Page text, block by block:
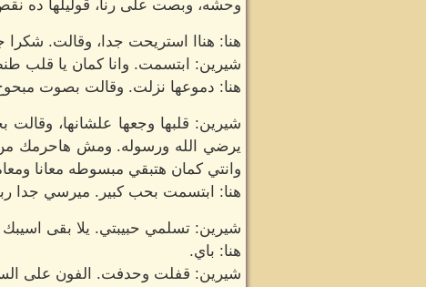
وحشه، وبصت على رنا، قوليلها ده
هنا: هناا استريحت جدا، وقالت. شكرا
شيرين: ابتسمت. وانا كمان يا قلب
هنا: دموعها نزلت. وقالت بصوت
شيرين: قلبها وجعها علشانها، وقالت
يرضي الله ورسوله. ومش هاحرمك من
وانتي كمان هتبقي مبسوطه معانا
هنا: ابتسمت بحب كبير. ميرسي جدا
شيرين: تسلمي حبيبتي. يلا بقى
هنا: باي.
شيرين: قفلت وحدفت. الفون على